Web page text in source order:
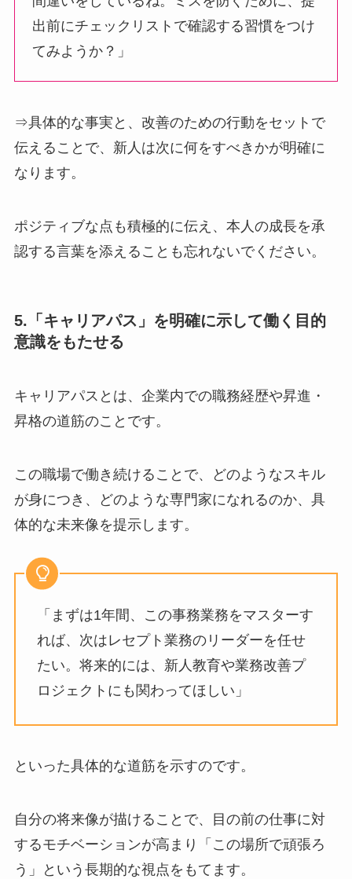
出前にチェックリストで確認する習慣をつけ
てみようか？」
⇒具体的な事実と、改善のための行動をセットで
伝えることで、新人は次に何をすべきかが明確に
なります。
ポジティブな点も積極的に伝え、本人の成長を承
認する言葉を添えることも忘れないでください。
5.「キャリアパス」を明確に示して働く目的
意識をもたせる
キャリアパスとは、企業内での職務経歴や昇進・
昇格の道筋のことです。
この職場で働き続けることで、どのようなスキル
が身につき、どのような専門家になれるのか、具
体的な未来像を提示します。
「まずは1年間、この事務業務をマスターす
れば、次はレセプト業務のリーダーを任せ
たい。将来的には、新人教育や業務改善プ
ロジェクトにも関わってほしい」
といった具体的な道筋を示すのです。
自分の将来像が描けることで、目の前の仕事に対
するモチベーションが高まり「この場所で頑張ろ
う」という長期的な視点をもてます。